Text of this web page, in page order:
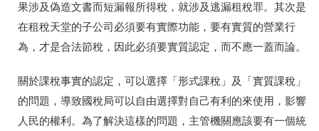
果涉及偽造文書而短漏報所得稅，就涉及逃漏租稅罪。其次是
在租稅天堂的子公司必須要有實際功能，要有實質的營業行
為，才是合法節稅，因此必須要實質認定，而不應一蓋而論。
關於課稅事實的認定，可以選擇「形式課稅」及「實質課稅」
的問題，導致國稅局可以自由選擇對自己有利的來使用，影響
人民的權利。為了解決這樣的問題，主管機關應該要有一個統